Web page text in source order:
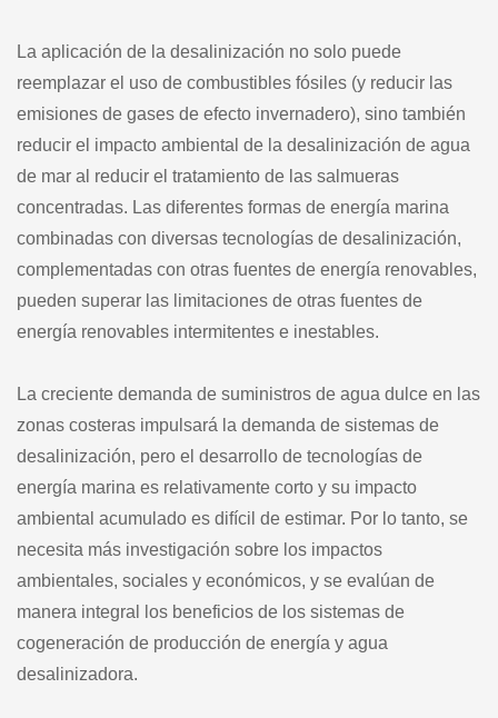
La aplicación de la desalinización no solo puede
reemplazar el uso de combustibles fósiles (y reducir las
emisiones de gases de efecto invernadero), sino también
reducir el impacto ambiental de la desalinización de agua
de mar al reducir el tratamiento de las salmueras
concentradas. Las diferentes formas de energía marina
combinadas con diversas tecnologías de desalinización,
complementadas con otras fuentes de energía renovables,
pueden superar las limitaciones de otras fuentes de
energía renovables intermitentes e inestables.
La creciente demanda de suministros de agua dulce en las
zonas costeras impulsará la demanda de sistemas de
desalinización, pero el desarrollo de tecnologías de
energía marina es relativamente corto y su impacto
ambiental acumulado es difícil de estimar. Por lo tanto, se
necesita más investigación sobre los impactos
ambientales, sociales y económicos, y se evalúan de
manera integral los beneficios de los sistemas de
cogeneración de producción de energía y agua
desalinizadora.